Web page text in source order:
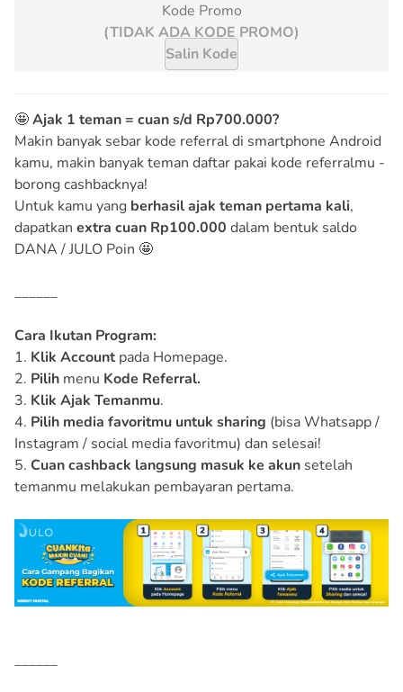
Kode Promo
(TIDAK ADA KODE PROMO)
Salin Kode
🤩Ajak 1 teman = cuan s/d Rp700.000?
Makin banyak sebar kode referral di smartphone Android
kamu, makin banyak teman daftar pakai kode referralmu -
borong cashbacknya!
Untuk kamu yang berhasil ajak teman pertama kali,
dapatkan extra cuan Rp100.000 dalam bentuk saldo
DANA / JULO Poin 🤩
______
Cara Ikutan Program:
1. Klik Accountpada Homepage.
2. Pilih menu Kode Referral.
3. Klik Ajak Temanmu.
4. Pilih media favoritmu untuk sharing (bisa Whatsapp /
Instagram / social media favoritmu) dan selesai!
5. Cuan cashback langsung masuk ke akun setelah
temanmu melakukan pembayaran pertama.
______